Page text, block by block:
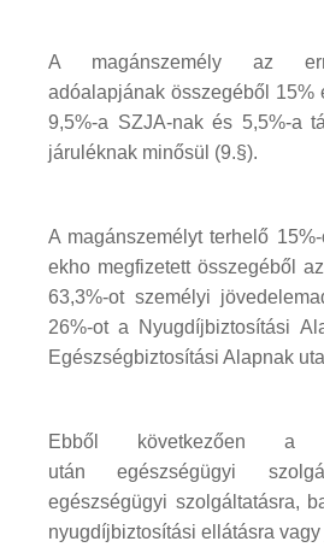
A magánszemély az
adóalapjának összegéből 15%
9,5%-a SZJA-nak és 5,5%-a
járuléknak minősül (9.§).
A magánszemélyt terhelő
ekho megfizetett összegéből
63,3%-ot személyi
26%-ot a Nyugdíjbiztosítási
Egészségbiztosítási Alapnak
Ebből következően a
után egészségügyi
egészségügyi szolgáltatásra,
nyugdíjbiztosítási ellátásra vagy